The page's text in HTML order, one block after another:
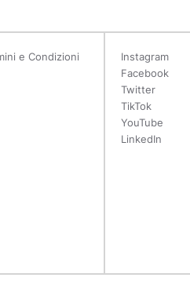
e Condizioni
Instagram
Facebook
Twitter
TikTok
YouTube
LinkedIn